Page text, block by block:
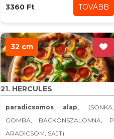
3360 Ft TOVÁBB
32 cm
21. HERCULES
paradicsomos alap, (SONKA,
GOMBA, BACKONSZALONNA, P
ARADICSOM, SAJT)